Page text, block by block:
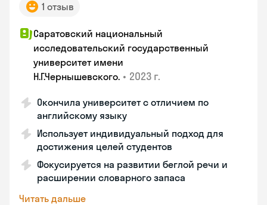
1 отзыв
Саратовский национальный
исследовательский государственный
университет имени
Н.Г.Чернышевскогo. • 2023 г.
Окончила университет с отличием по
английскому языку
Использует индивидуальный подход для
достижения целей студентов
Фокусируется на развитии беглой речи и
расширении словарного запаса
Читать дальше